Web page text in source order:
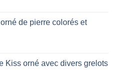
de pierre colorés et
Kiss orné avec divers grelots